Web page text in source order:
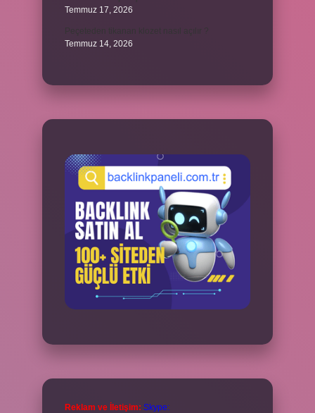
Temmuz 17, 2026
Temmuz 14, 2026
Reklam ve İletişim: Skype: